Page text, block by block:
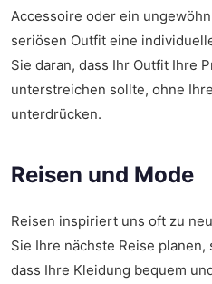
Accessoire oder ein
seriösen Outfit eine
Sie daran, dass Ihr Outfit Ihre
unterstreichen sollte, ohne
unterdrücken.
Reisen und Mode
Reisen inspiriert uns oft zu
Sie Ihre nächste Reise
dass Ihre Kleidung bequem